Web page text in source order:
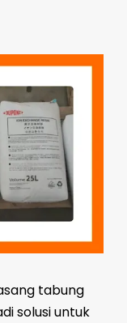
tabung
solusi untuk